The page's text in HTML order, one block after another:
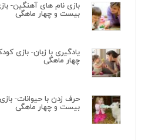
بازی نام های آهنگین-
بیست و چهار ماهگی
یادگیری با زبان- بازی
چهار ماهگی
حرف زدن با حیوانات-
بیست و چهار ماهگی